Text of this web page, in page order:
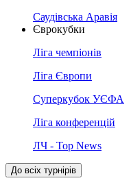
Саудівська Аравія
Єврокубки
Ліга чемпіонів
Ліга Європи
Суперкубок УЄФА
Ліга конференцій
ЛЧ - Top News
До всіх турнірів